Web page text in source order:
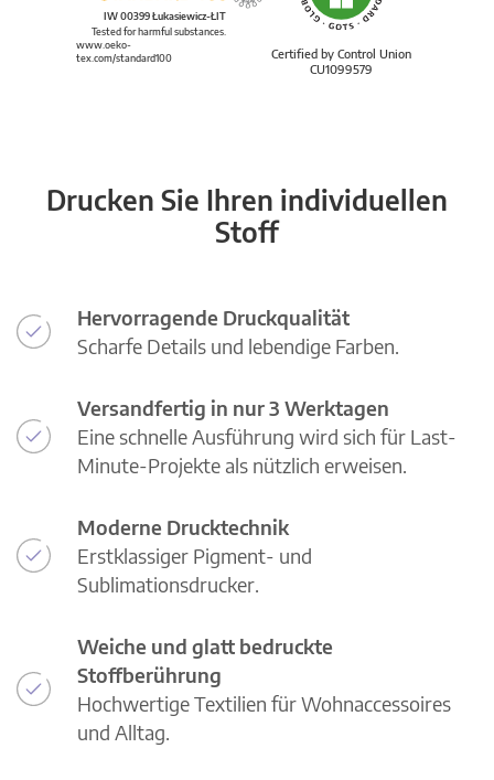
Certified by Control Union
CU1099579
IW 00399 Łukasiewicz-ŁIT
Tested for harmful substances.
www.oeko-
tex.com/standard100
Drucken Sie Ihren individuellen
Stoff
Hervorragende Druckqualität
Scharfe Details und lebendige Farben.
Versandfertig in nur 3 Werktagen
Eine schnelle Ausführung wird sich für Last-
Minute-Projekte als nützlich erweisen.
Moderne Drucktechnik
Erstklassiger Pigment- und
Sublimationsdrucker.
Weiche und glatt bedruckte
Stoffberührung
Hochwertige Textilien für Wohnaccessoires
und Alltag.